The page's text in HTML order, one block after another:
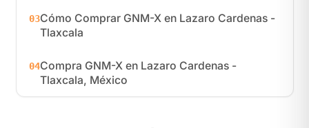
03Cómo Comprar GNM-X en Lazaro Cardenas -
Tlaxcala
04Compra GNM-X en Lazaro Cardenas -
Tlaxcala, México